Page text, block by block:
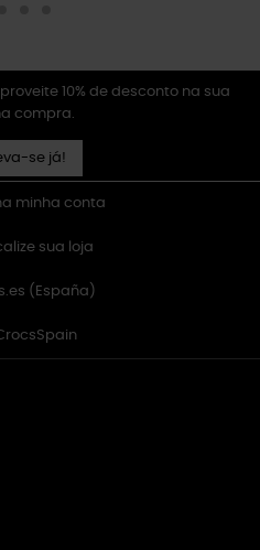
10% de desconto na sua
compra.
se já!
minha conta
sua loja
(España)